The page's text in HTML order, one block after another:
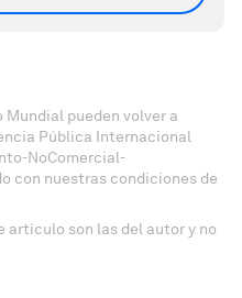
pueden volver a
Pública Internacional
NoComercial-
con nuestras condiciones de
artículo son las del autor y no